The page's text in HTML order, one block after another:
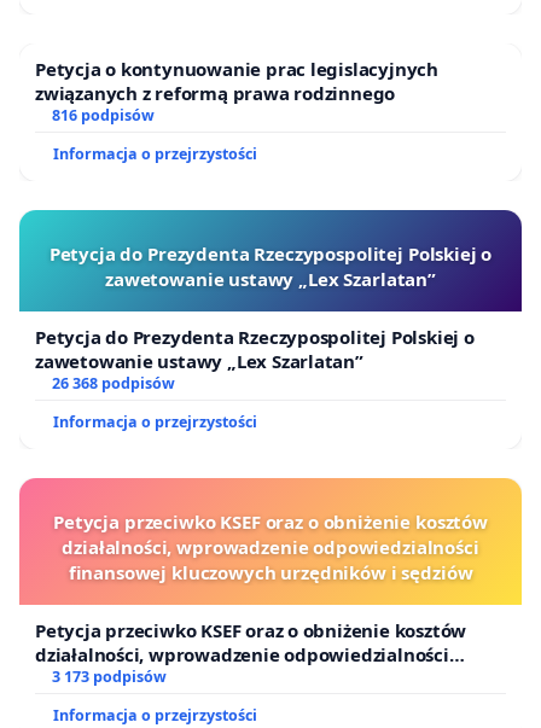
Petycja o kontynuowanie prac legislacyjnych
związanych z reformą prawa rodzinnego
816 podpisów
Informacja o przejrzystości
Petycja do Prezydenta Rzeczypospolitej Polskiej o
zawetowanie ustawy „Lex Szarlatan”
Petycja do Prezydenta Rzeczypospolitej Polskiej o
zawetowanie ustawy „Lex Szarlatan”
26 368 podpisów
Informacja o przejrzystości
Petycja przeciwko KSEF oraz o obniżenie kosztów
działalności, wprowadzenie odpowiedzialności
finansowej kluczowych urzędników i sędziów
Petycja przeciwko KSEF oraz o obniżenie kosztów
działalności, wprowadzenie odpowiedzialności
finansowej kluczowych urzędników i sędziów
3 173 podpisów
Informacja o przejrzystości